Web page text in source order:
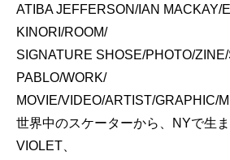
ATIBA JEFFERSON/IAN MACKAY/
KINORI/ROOM/
SIGNATURE SHOSE/PHOTO/
PABLO/WORK/
MOVIE/VIDEO/ARTIST/GRAPHIC/
世界中のスケーターから、NYで生
VIOLET、